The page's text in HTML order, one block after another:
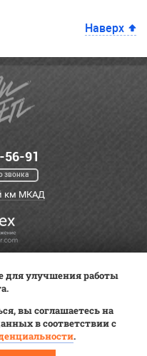
Наверх
56-91
звонка
км МКАД
ВК Видео
, ИНН 9723035587)
для улучшения работы
вы соглашаетесь на
в соответствии с
.